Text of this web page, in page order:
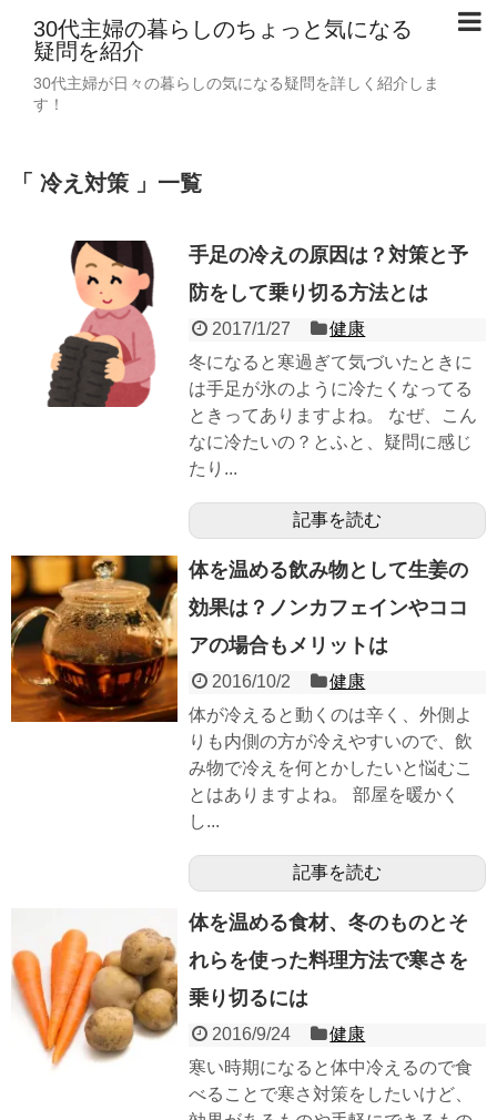
30代主婦の暮らしのちょっと気になる
疑問を紹介
30代主婦が日々の暮らしの気になる疑問を詳しく紹介しま
す！
「 冷え対策 」一覧
手足の冷えの原因は？対策と予
防をして乗り切る方法とは
2017/1/27
健康
冬になると寒過ぎて気づいたときに
は手足が氷のように冷たくなってる
ときってありますよね。 なぜ、こん
なに冷たいの？とふと、疑問に感じ
たり...
記事を読む
体を温める飲み物として生姜の
効果は？ノンカフェインやココ
アの場合もメリットは
2016/10/2
健康
体が冷えると動くのは辛く、外側よ
りも内側の方が冷えやすいので、飲
み物で冷えを何とかしたいと悩むこ
とはありますよね。 部屋を暖かく
し...
記事を読む
体を温める食材、冬のものとそ
れらを使った料理方法で寒さを
乗り切るには
2016/9/24
健康
寒い時期になると体中冷えるので食
べることで寒さ対策をしたいけど、